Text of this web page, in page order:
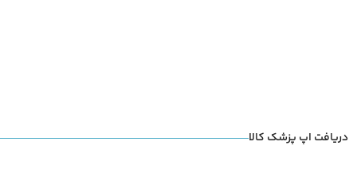
دریافت اپ پزشک کالا